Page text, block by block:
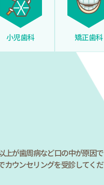
小児歯科 矯正歯科
上が歯周病など口の中が原因で
カウンセリングを受診してくだ